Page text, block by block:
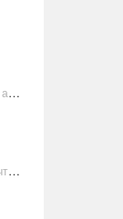
Список знаменитых российских артистов-евреев | Ультрамарин
17 настолько славных паучков, что даже у арахнофобов появится желание их погладить